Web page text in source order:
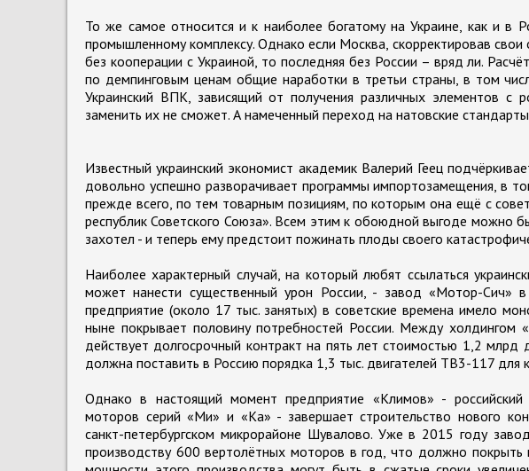
То же самое относится и к наиболее богатому на Украине, как и в
промышленному комплексу. Однако если Москва, скорректировав
без кооперации с Украиной, то последняя без России – вряд ли.
по демпинговым ценам общие наработки в третьи страны, в том
Украинский ВПК, зависящий от получения различных элементов с
заменить их не сможет. А намеченный переход на натовские
Известный украинский экономист академик Валерий Геец
довольно успешно разворачивает программы импортозамещения, в
прежде всего, по тем товарным позициям, по которым она ещё с
республик Советского Союза». Всем этим к обоюдной выгоде можно
захотел - и теперь ему предстоит пожинать плоды своего
Наиболее характерный случай, на который любят ссылаться
может нанести существенный урон России, - завод «Мотор-Сич»
предприятие (около 17 тыс. занятых) в советские времена имело
ныне покрывает половину потребностей России. Между
действует долгосрочный контракт на пять лет стоимостью 1,2
должна поставить в Россию порядка 1,3 тыс. двигателей ТВ3-117
Однако в настоящий момент предприятие «Климов» - российский
моторов серий «Ми» и «Ка» - завершает строительство нового
санкт-петербургском микрорайоне Шувалово. Уже в 2015 году
производству 600 вертолётных моторов в год, что должно